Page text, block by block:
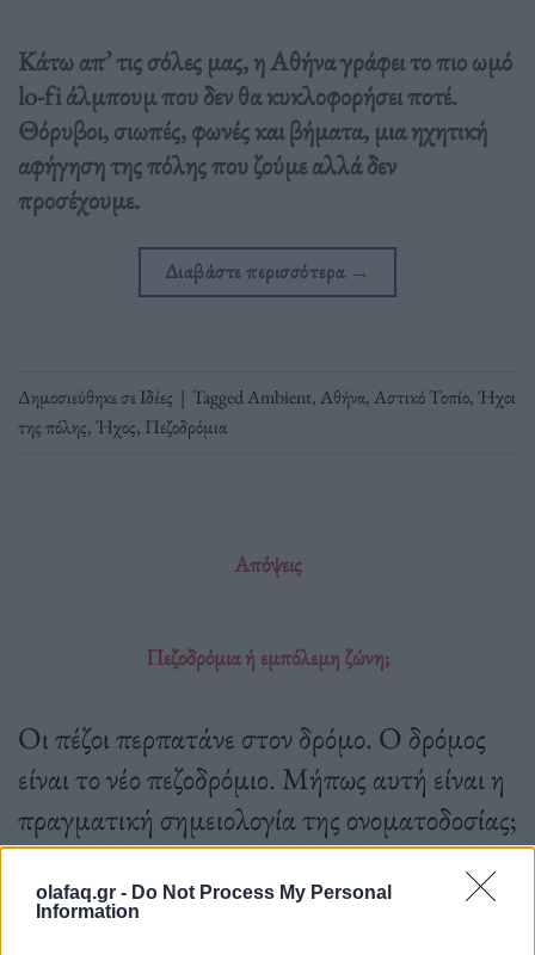
olafaq.gr - Do Not Process My Personal
Information
Κάτω απ’ τις σόλες μας, η Αθήνα γράφει το πιο ωμό
lo-fi άλμπουμ που δεν θα κυκλοφορήσει ποτέ.
Θόρυβοι, σιωπές, φωνές και βήματα, μια ηχητική
αφήγηση της πόλης που ζούμε αλλά δεν
προσέχουμε.
Διαβάστε περισσότερα →
Δημοσιεύθηκε σεΙδέες | TaggedAmbient,Αθήνα,Αστικό Τοπίο,Ήχοι
της πόλης,Ήχος, Πεζοδρόμια
Απόψεις
Πεζοδρόμια ή εμπόλεμη ζώνη;
Οι πέζοι περπατάνε στον δρόμο. Ο δρόμος
είναι το νέο πεζοδρόμιο. Μήπως αυτή είναι η
πραγματική σημειολογία της ονοματοδοσίας;